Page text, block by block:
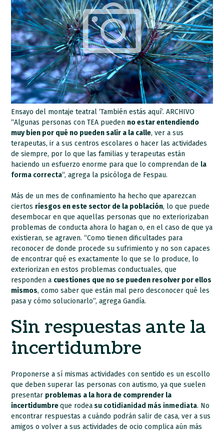
Ensayo del montaje teatral ‘También estás aquí’. ARCHIVO
“Algunas personas con TEA pueden no estar entendiendo
muy bien por qué no pueden salir a la calle, ver a sus
terapeutas, ir a sus centros escolares o hacer las actividades
de siempre, por lo que las familias y terapeutas están
haciendo un esfuerzo enorme para que lo comprendan de la
forma correcta“, agrega la psicóloga de Fespau.
Más de un mes de confinamiento ha hecho que aparezcan
ciertos riesgos en este sector de la población, lo que puede
desembocar en que aquellas personas que no exteriorizaban
problemas de conducta ahora lo hagan o, en el caso de que ya
existieran, se agraven. “Como tienen dificultades para
reconocer de donde procede su sufrimiento y no son capaces
de encontrar qué es exactamente lo que se lo produce, lo
exteriorizan en estos problemas conductuales, que
responden a cuestiones que no se pueden resolver por ellos
mismos, como saber que están mal pero desconocer qué les
pasa y cómo solucionarlo”, agrega Gandía.
Sin respuestas ante la
incertidumbre
Proponerse a sí mismas actividades con sentido es un escollo
que deben superar las personas con autismo, ya que suelen
presentar problemas a la hora de comprender la
incertidumbreque rodeasu cotidianidad más inmediata. No
encontrar respuestas a cuándo podrán salir de casa, ver a sus
amigos o volver a sus actividades de ocio complica aún más